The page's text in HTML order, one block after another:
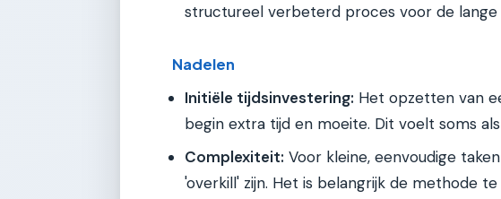
structureel verbeterd proces voor de lange
Nadelen
Initiële tijdsinvestering: Het opzetten van
begin extra tijd en moeite. Dit voelt soms
Complexiteit: Voor kleine, eenvoudige
'overkill' zijn. Het is belangrijk de methode